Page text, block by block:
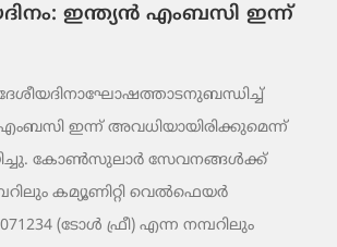
ഇന്ത്യൻ എംബസി ഇന്ന്
ഇന്ന് അവധിയായിരിക്കുമെന്ന്
കോൺസുലാർ സേവനങ്ങൾക്ക്
കമ്യൂണിറ്റി വെൽഫെയർ
(ടോൾ ഫ്രീ) എന്ന നമ്പറിലും